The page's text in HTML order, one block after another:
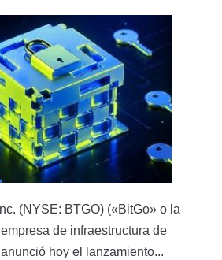
(NYSE: BTGO) («BitGo» o la
de infraestructura de
hoy el lanzamiento...